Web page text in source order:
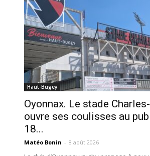
Haut-Bugey
Oyonnax. Le stade
ouvre ses coulisses au
18...
Matéo Bonin - 8 août 2026